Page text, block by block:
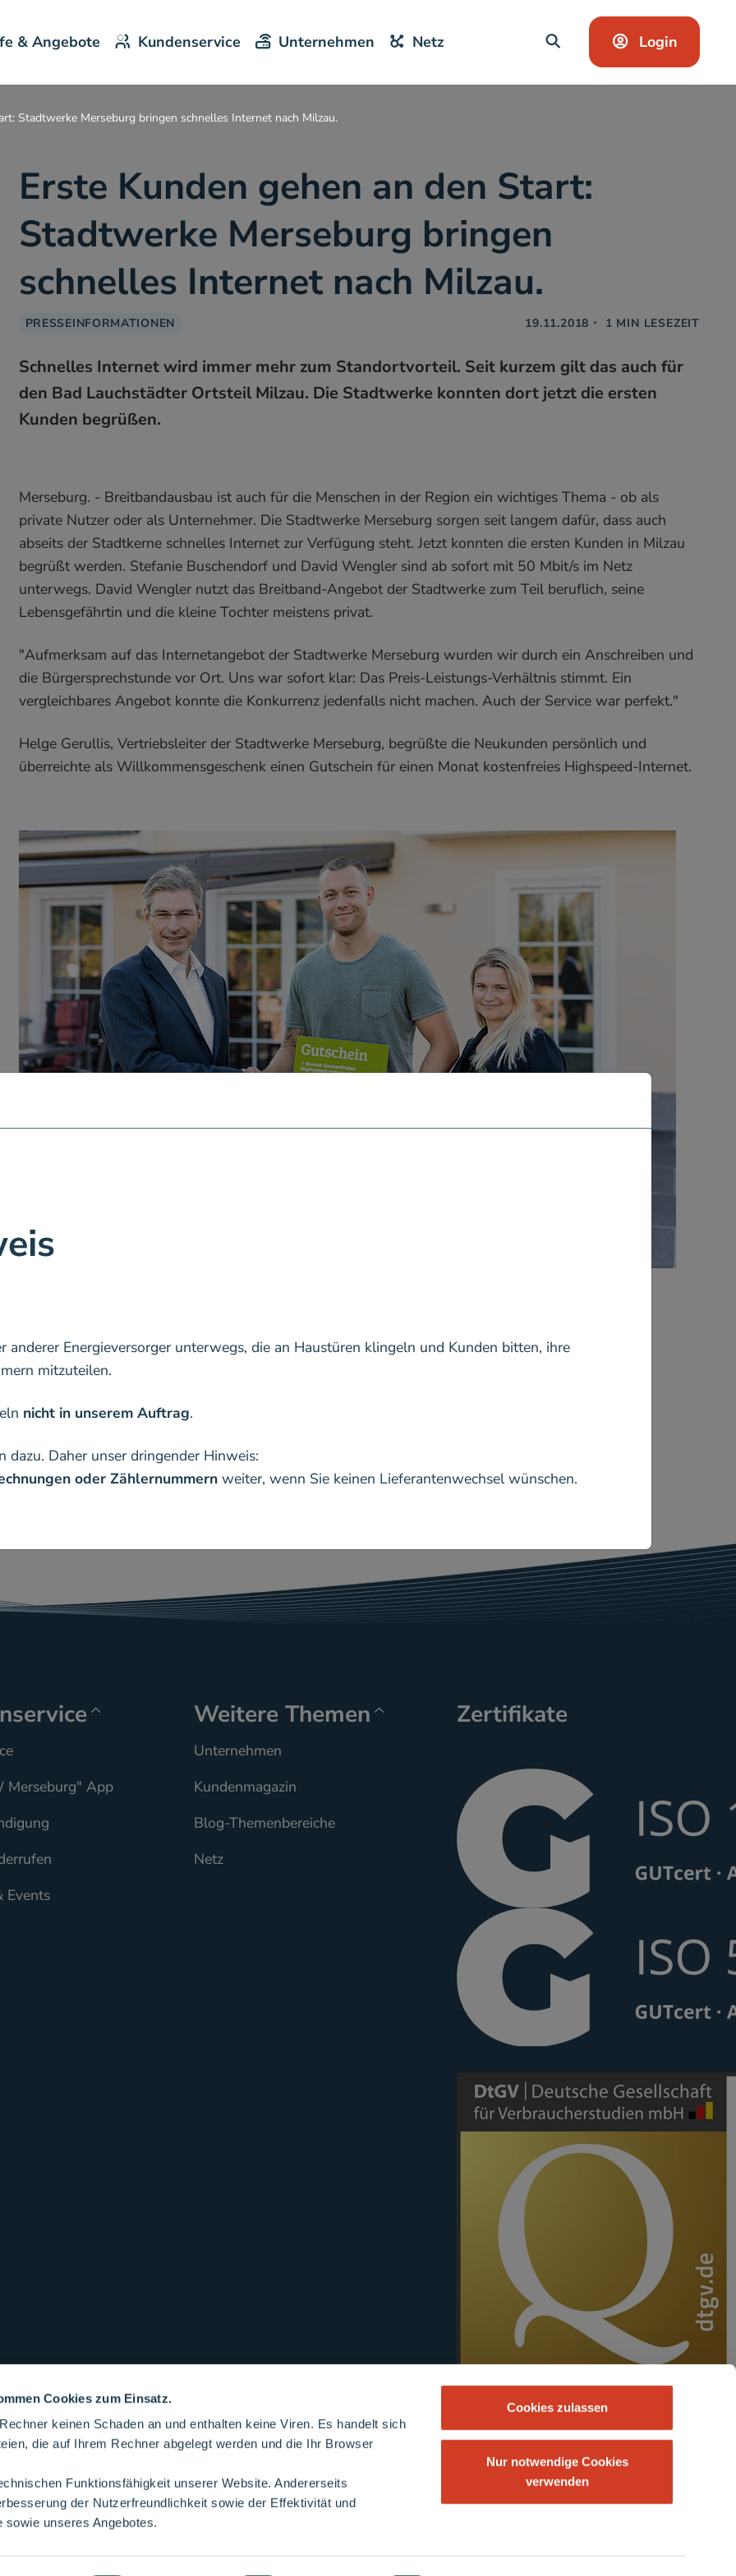
Cookies zum Einsatz.
keinen Schaden an und enthalten keine Viren. Es handelt sich
die auf Ihrem Rechner abgelegt werden und die Ihr Browser
Funktionsfähigkeit unserer Website. Andererseits
der Nutzerfreundlichkeit sowie der Effektivität und
unseres Angebotes.
Cookies zulassen
Nur notwendige Cookies
verwenden
anderer Energieversorger unterwegs, die an Haustüren klingeln und Kunden bitten, ihre
mitzuteilen.
nicht in unserem Auftrag.
Daher unser dringender Hinweis:
oder Zählernummern weiter, wenn Sie keinen Lieferantenwechsel wünschen.
& Angebote Kundenservice Unternehmen Netz Login
Stadtwerke Merseburg bringen schnelles Internet nach Milzau.
Erste Kunden gehen an den Start:
Stadtwerke Merseburg bringen
schnelles Internet nach Milzau.
PRESSEINFORMATIONEN 19.11.2018 ・ 1 MIN LESEZEIT
Schnelles Internet wird immer mehr zum Standortvorteil. Seit kurzem gilt das auch für
den Bad Lauchstädter Ortsteil Milzau. Die Stadtwerke konnten dort jetzt die ersten
Kunden begrüßen.
Merseburg. - Breitbandausbau ist auch für die Menschen in der Region ein wichtiges Thema - ob als
private Nutzer oder als Unternehmer. Die Stadtwerke Merseburg sorgen seit langem dafür, dass auch
abseits der Stadtkerne schnelles Internet zur Verfügung steht. Jetzt konnten die ersten Kunden in Milzau
begrüßt werden. Stefanie Buschendorf und David Wengler sind ab sofort mit 50 Mbit/s im Netz
unterwegs. David Wengler nutzt das Breitband-Angebot der Stadtwerke zum Teil beruflich, seine
Lebensgefährtin und die kleine Tochter meistens privat.
"Aufmerksam auf das Internetangebot der Stadtwerke Merseburg wurden wir durch ein Anschreiben und
die Bürgersprechstunde vor Ort. Uns war sofort klar: Das Preis-Leistungs-Verhältnis stimmt. Ein
vergleichbares Angebot konnte die Konkurrenz jedenfalls nicht machen. Auch der Service war perfekt."
Helge Gerullis, Vertriebsleiter der Stadtwerke Merseburg, begrüßte die Neukunden persönlich und
überreichte als Willkommensgeschenk einen Gutschein für einen Monat kostenfreies Highspeed-Internet.
Merseburg" App
Events
Weitere Themen
Unternehmen
Kundenmagazin
Blog-Themenbereiche
Netz
Zertifikate
KontaktImpressumSeitenübersicht DatenschutzerklärungBarrierefreiheitserklärung